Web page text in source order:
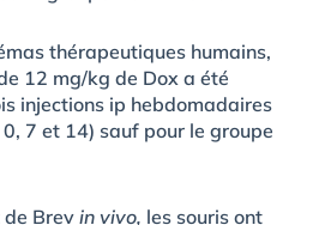
thérapeutiques humains,
12 mg/kg de Dox a été
injections ip hebdomadaires
7 et 14) sauf pour le groupe
de Brevin vivo, les souris ont